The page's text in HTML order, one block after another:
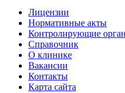
Лицензии
Нормативные акты
Контролирующие
Справочник
О клинике
Вакансии
Контакты
Карта сайта